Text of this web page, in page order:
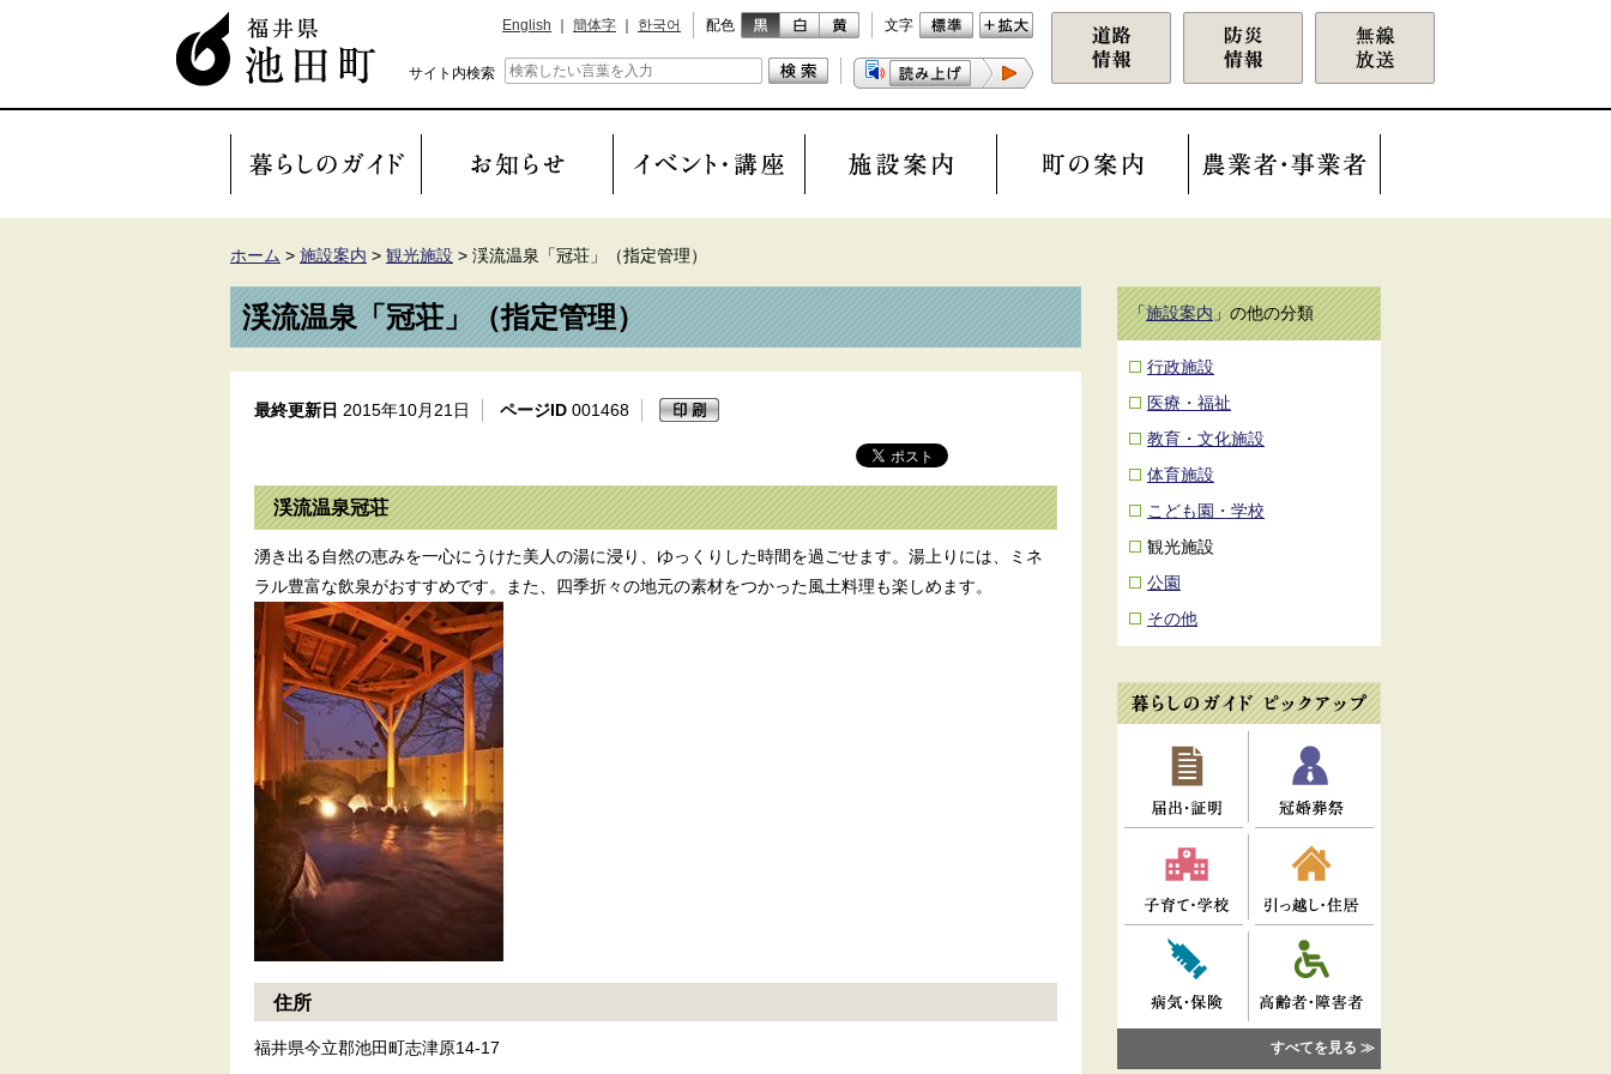
English 簡体字 한국어 配色 文字
サイト内検索
ホーム > 施設案内 > 観光施設 > 渓流温泉「冠荘」（指定管理）
渓流温泉「冠荘」（指定管理）
最終更新日 2015年10月21日 ページID 001468
渓流温泉冠荘
湧き出る自然の恵みを一心にうけた美人の湯に浸り、ゆっくりした時間を過ごせます。湯上りには、ミネ
ラル豊富な飲泉がおすすめです。また、四季折々の地元の素材をつかった風土料理も楽しめます。
住所
福井県今立郡池田町志津原14-17
「施設案内」の他の分類
行政施設
医療・福祉
教育・文化施設
体育施設
こども園・学校
観光施設
公園
その他
すべてを見る ≫